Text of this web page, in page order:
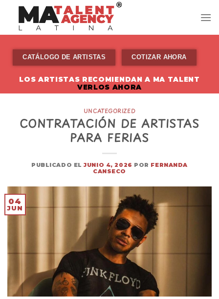
content
CATÁLOGO DE ARTISTAS COTIZAR AHORA
LOS ARTISTAS RECOMIENDAN A MA TALENT
VERLOS AHORA
UNCATEGORIZED
CONTRATACIÓN DE ARTISTAS
PARA FERIAS
PUBLICADO ELJUNIO 4, 2026 POR FERNANDA
CANSECO
04
JUN